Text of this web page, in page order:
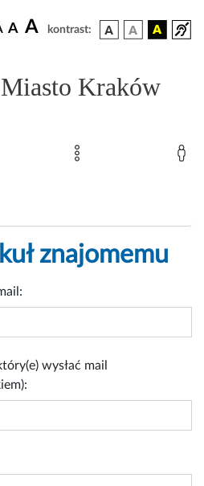
A A kontrast:
Miasto Kraków
znajomemu
wysłać mail